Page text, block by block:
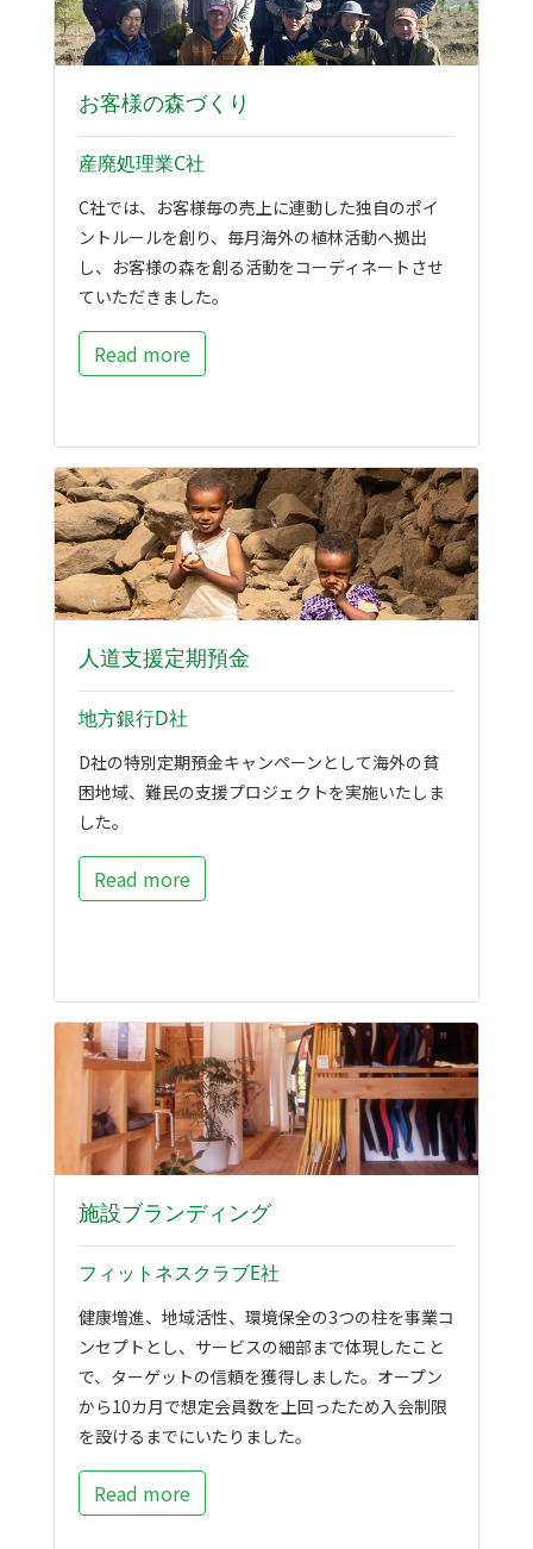
お客様の森づくり
産廃処理業C社
C社では、お客様毎の売上に連動した独自のポイ
ントルールを創り、毎月海外の植林活動へ拠出
し、お客様の森を創る活動をコーディネートさせ
ていただきました。
Read more
人道支援定期預金
地方銀行D社
D社の特別定期預金キャンペーンとして海外の貧
困地域、難民の支援プロジェクトを実施いたしま
した。
Read more
施設ブランディング
フィットネスクラブE社
健康増進、地域活性、環境保全の3つの柱を事業コ
ンセプトとし、サービスの細部まで体現したこと
で、ターゲットの信頼を獲得しました。オープン
から10カ月で想定会員数を上回ったため入会制限
を設けるまでにいたりました。
Read more